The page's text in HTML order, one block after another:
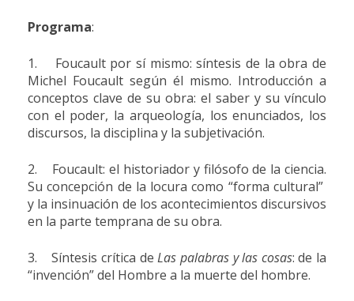
Programa:
1. Foucault por sí mismo: síntesis de la obra de
Michel Foucault según él mismo. Introducción a
conceptos clave de su obra: el saber y su vínculo
con el poder, la arqueología, los enunciados, los
discursos, la disciplina y la subjetivación.
2. Foucault: el historiador y filósofo de la ciencia.
Su concepción de la locura como “forma cultural”
y la insinuación de los acontecimientos discursivos
en la parte temprana de su obra.
3. Síntesis crítica deLas palabras y las cosas: de la
“invención” del Hombre a la muerte del hombre.